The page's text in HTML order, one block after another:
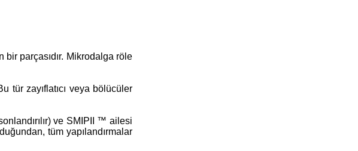
parçasıdır. Mikrodalga röle
zayıflatıcı veya bölücüler
ve SMIPII ™ ailesi
tüm yapılandırmalar